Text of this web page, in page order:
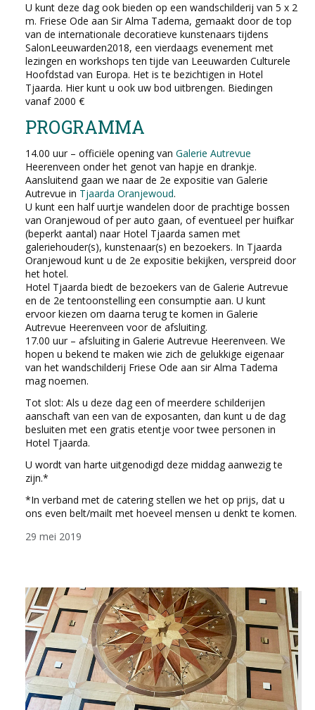
U kunt deze dag ook bieden op een wandschilderij van 5 x 2
m. Friese Ode aan Sir Alma Tadema, gemaakt door de top
van de internationale decoratieve kunstenaars tijdens
SalonLeeuwarden2018, een vierdaags evenement met
lezingen en workshops ten tijde van Leeuwarden Culturele
Hoofdstad van Europa. Het is te bezichtigen in Hotel
Tjaarda. Hier kunt u ook uw bod uitbrengen. Biedingen
vanaf 2000 €
PROGRAMMA
14.00 uur – officiële opening van Galerie Autrevue
Heerenveen onder het genot van hapje en drankje.
Aansluitend gaan we naar de 2e expositie van Galerie
Autrevue in Tjaarda Oranjewoud.
U kunt een half uurtje wandelen door de prachtige bossen
van Oranjewoud of per auto gaan, of eventueel per huifkar
(beperkt aantal) naar Hotel Tjaarda samen met
galeriehouder(s), kunstenaar(s) en bezoekers. In Tjaarda
Oranjewoud kunt u de 2e expositie bekijken, verspreid door
het hotel.
Hotel Tjaarda biedt de bezoekers van de Galerie Autrevue
en de 2e tentoonstelling een consumptie aan. U kunt
ervoor kiezen om daarna terug te komen in Galerie
Autrevue Heerenveen voor de afsluiting.
17.00 uur – afsluiting in Galerie Autrevue Heerenveen. We
hopen u bekend te maken wie zich de gelukkige eigenaar
van het wandschilderij Friese Ode aan sir Alma Tadema
mag noemen.
Tot slot: Als u deze dag een of meerdere schilderijen
aanschaft van een van de exposanten, dan kunt u de dag
besluiten met een gratis etentje voor twee personen in
Hotel Tjaarda.
U wordt van harte uitgenodigd deze middag aanwezig te
zijn.*
*In verband met de catering stellen we het op prijs, dat u
ons even belt/mailt met hoeveel mensen u denkt te komen.
29 mei 2019